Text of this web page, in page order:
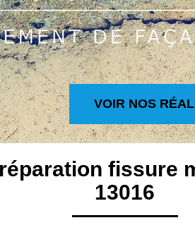
VOIR NOS
fissure
13016